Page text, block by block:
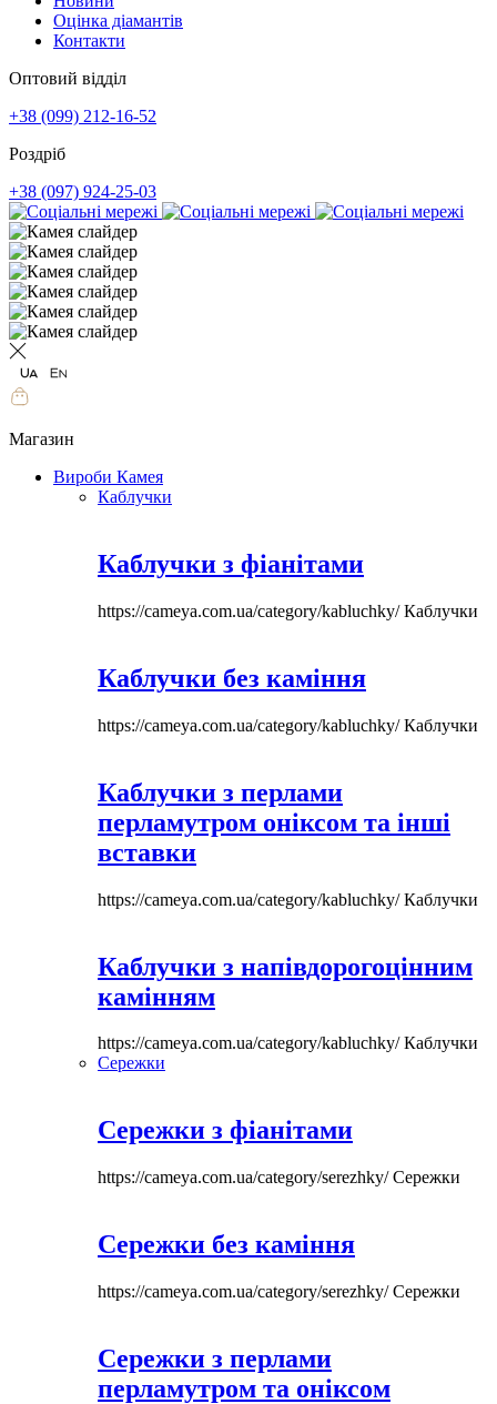
Оцінка діамантів
Контакти
Оптовий відділ
+38 (099) 212-16-52
Роздріб
+38 (097) 924-25-03
Магазин
Вироби Камея
Каблучки
Каблучки з фіанітами
https://cameya.com.ua/category/kabluchky/Каблучки
Каблучки без каміння
https://cameya.com.ua/category/kabluchky/Каблучки
Каблучки з перлами
перламутром оніксом та інші
вставки
https://cameya.com.ua/category/kabluchky/Каблучки
Каблучки з напівдорогоцінним
камінням
https://cameya.com.ua/category/kabluchky/Каблучки
Сережки
Сережки з фіанітами
https://cameya.com.ua/category/serezhky/Сережки
Сережки без каміння
https://cameya.com.ua/category/serezhky/Сережки
Сережки з перлами
перламутром та оніксом